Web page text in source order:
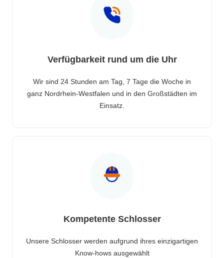
Verfügbarkeit rund um die Uhr
Wir sind 24 Stunden am Tag, 7 Tage die Woche in
ganz Nordrhein-Westfalen und in den Großstädten im
Einsatz.
Kompetente Schlosser
Unsere Schlosser werden aufgrund ihres einzigartigen
Know-hows ausgewählt